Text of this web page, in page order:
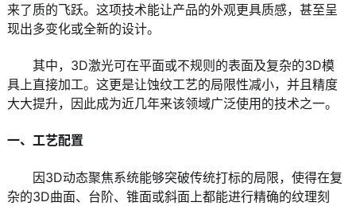
来了质的飞跃。这项技术能让产品的外观更具质感，甚至呈
现出多变化或全新的设计。
其中，3D激光可在平面或不规则的表面及复杂的3D模
具上直接加工。这更是让蚀纹工艺的局限性减小，并且精度
大大提升，因此成为近几年来该领域广泛使用的技术之一。
一、工艺配置
因3D动态聚焦系统能够突破传统打标的局限，使得在复
杂的3D曲面、台阶、锥面或斜面上都能进行精确的纹理刻